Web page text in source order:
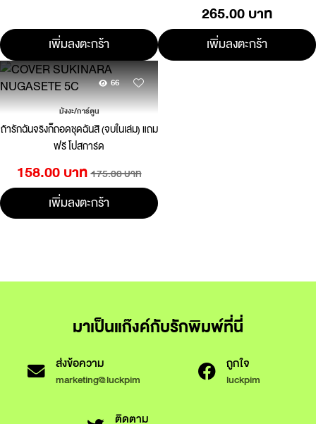
เพิ่มลงตะกร้า
265.00 บาท
เพิ่มลงตะกร้า
66
มังงะ/การ์ตูน
ถ้ารักฉันจริงก็ถอดชุดฉันสิ (จบในเล่ม) แถม
ฟรี โปสการ์ด
158.00 บาท 175.00 บาท
เพิ่มลงตะกร้า
มาเป็นแก๊งค์กับรักพิมพ์ที่นี่
ส่งข้อความ
marketing@luckpim
ถูกใจ
luckpim
ติดตาม